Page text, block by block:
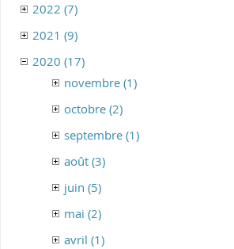
2022 (7)
2021 (9)
2020 (17)
novembre (1)
octobre (2)
septembre (1)
août (3)
juin (5)
mai (2)
avril (1)